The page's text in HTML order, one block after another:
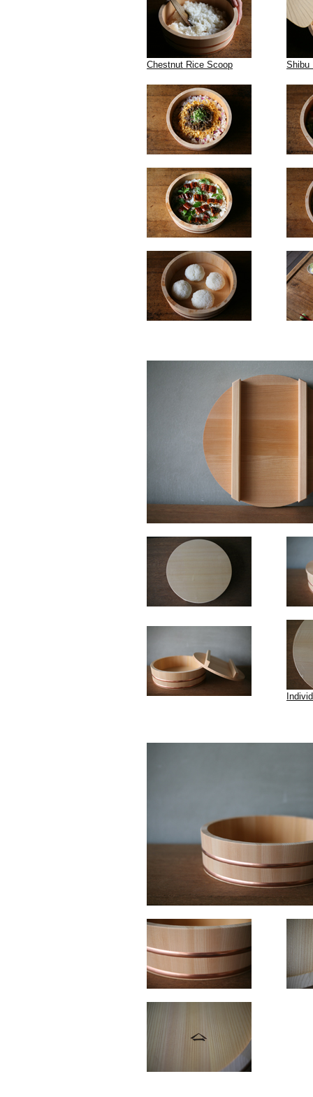
Chestnut Rice Scoop Shibu